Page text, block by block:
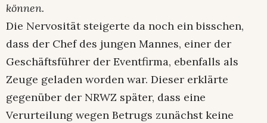
können.
Die Nervosität steigerte da noch ein bisschen,
dass der Chef des jungen Mannes, einer der
Geschäftsführer der Eventfirma, ebenfalls als
Zeuge geladen worden war. Dieser erklärte
gegenüber der NRWZ später, dass eine
Verurteilung wegen Betrugs zunächst keine